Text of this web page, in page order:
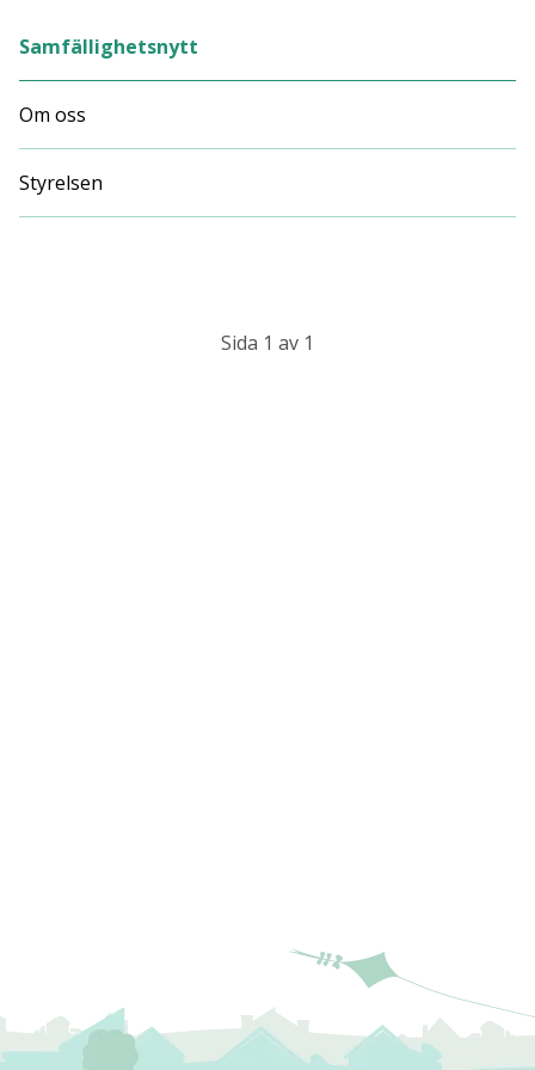
Samfällighetsnytt
Om oss
Styrelsen
Sida 1 av 1